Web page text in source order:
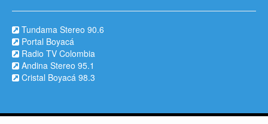
Tundama Stereo 90.6
Portal Boyacá
Radio TV Colombia
Andina Stereo 95.1
Cristal Boyacá 98.3